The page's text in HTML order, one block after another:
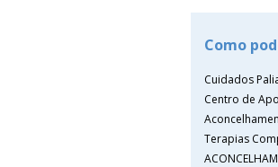
Como
Cuidados
Centro de
Terapias